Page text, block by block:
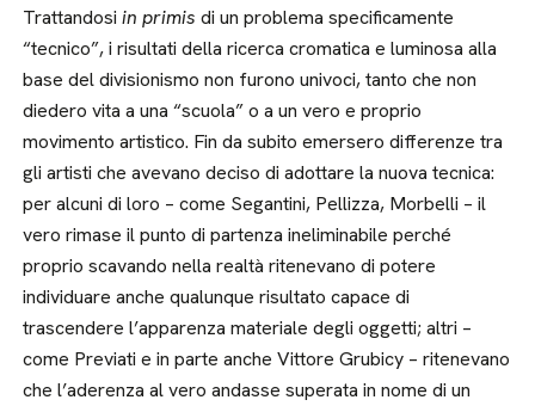
Trattandosiin primis di un problema specificamente
“tecnico”, i risultati della ricerca cromatica e luminosa alla
base del divisionismo non furono univoci, tanto che non
diedero vita a una “scuola” o a un vero e proprio
movimento artistico. Fin da subito emersero differenze tra
gli artisti che avevano deciso di adottare la nuova tecnica:
per alcuni di loro – come Segantini, Pellizza, Morbelli – il
vero rimase il punto di partenza ineliminabile perché
proprio scavando nella realtà ritenevano di potere
individuare anche qualunque risultato capace di
trascendere l’apparenza materiale degli oggetti; altri –
come Previati e in parte anche Vittore Grubicy – ritenevano
che l’aderenza al vero andasse superata in nome di un